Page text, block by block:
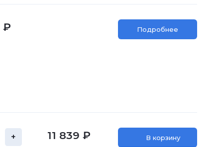
₽ Подробнее
+ 11 839 ₽ В корзину